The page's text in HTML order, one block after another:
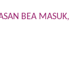
BEA MASUK,